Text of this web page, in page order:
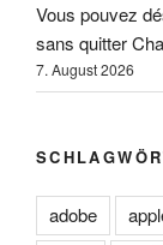
Vous pouvez
sans quitter
7. August 2026
adobe